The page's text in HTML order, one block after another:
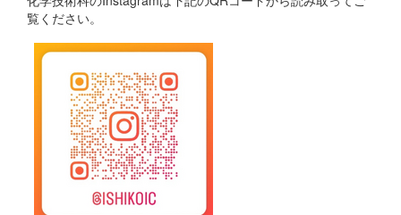
覧ください。